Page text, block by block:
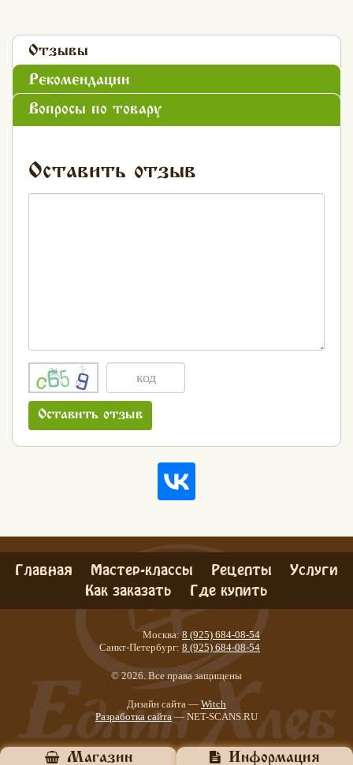
Хлеб
Отзывы
Рекомендации
Вопросы по товару
Оставить отзыв
Оставить отзыв
Главная Мастер-классы Рецепты Услуги
Как заказать Где купить
Москва: 8 (925) 684-08-54
Санкт-Петербург: 8 (925) 684-08-54
© 2026. Все права защищены
Дизайн сайта — Witch
Разработка сайта — NET-SCANS.RU